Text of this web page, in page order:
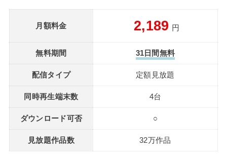
月額料金 2,189 円
無料期間 31日間無料
配信タイプ 定額見放題
同時再生端末数 4台
ダウンロード可否 ○
見放題作品数 32万作品